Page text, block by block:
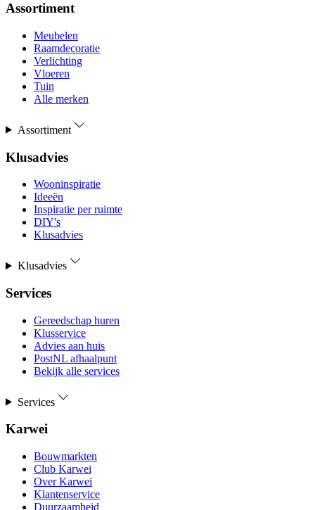
Assortiment
Meubelen
Raamdecoratie
Verlichting
Vloeren
Tuin
Alle merken
Assortiment
Klusadvies
Wooninspiratie
Ideeën
Inspiratie per ruimte
DIY's
Klusadvies
Klusadvies
Services
Gereedschap huren
Klusservice
Advies aan huis
PostNL afhaalpunt
Bekijk alle services
Services
Karwei
Bouwmarkten
Club Karwei
Over Karwei
Klantenservice
Duurzaamheid